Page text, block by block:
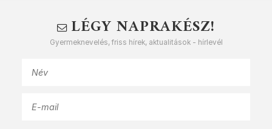
LÉGY NAPRAKÉSZ!
Gyermeknevelés, friss hírek, aktualitások - hírlevél